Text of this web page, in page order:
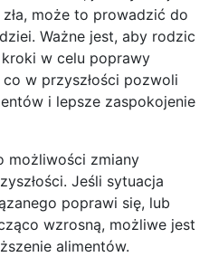
może to prowadzić do
Ważne jest, aby rodzic
w celu poprawy
w przyszłości pozwoli
i lepsze zaspokojenie
możliwości zmiany
Jeśli sytuacja
poprawi się, lub
wzrosną, możliwe jest
alimentów.